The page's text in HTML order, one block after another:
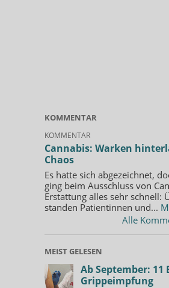
KOMMENTAR
KOMMENTAR
Cannabis: Warken
Chaos
Es hatte sich abgezeichnet,
ging beim Ausschluss von
Erstattung alles sehr schnell:
standen Patientinnen und...
Alle
MEIST GELESEN
Ab September: 11
Grippeimpfung